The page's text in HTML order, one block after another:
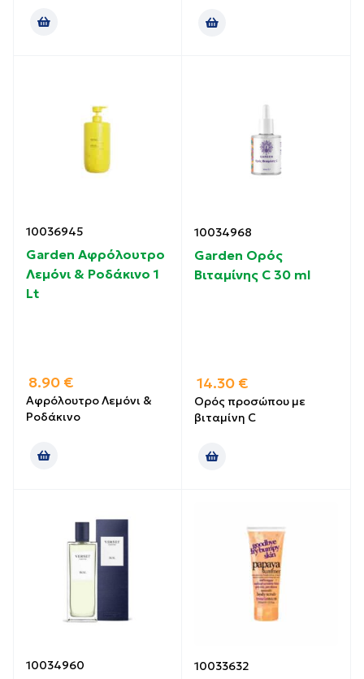
10036945
Garden Αφρόλουτρο
Λεμόνι & Ροδάκινο 1
Lt
8.90 €
Αφρόλουτρο Λεμόνι &
Ροδάκινο
10034968
Garden Ορός
Βιταμίνης C 30 ml
14.30 €
Ορός προσώπου με
βιταμίνη C
10034960 10033632